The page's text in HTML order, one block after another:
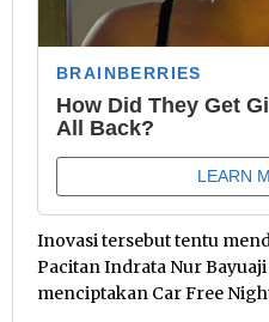
Inovasi tersebut tentu
Pacitan Indrata Nur
menciptakan Car Free